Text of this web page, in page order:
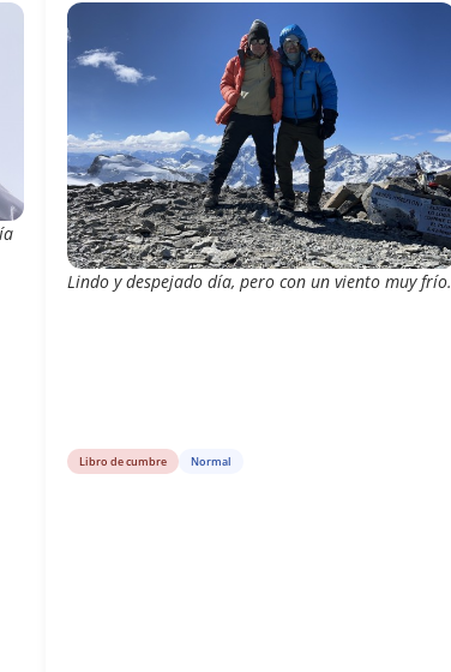
Lindo y despejado día, pero con un viento muy frío.
Libro de cumbre Normal